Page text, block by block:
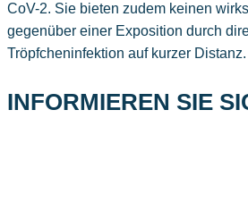
CoV-2. Sie bieten zudem keinen
gegenüber einer Exposition durch
Tröpfcheninfektion auf kurzer Distanz.
INFORMIEREN SIE